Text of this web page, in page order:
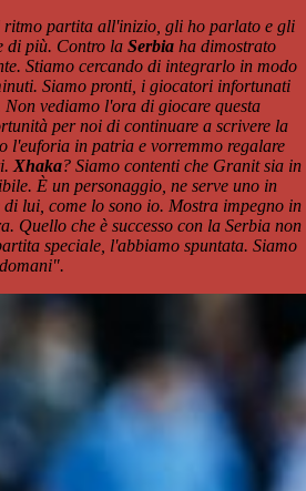
ritmo partita all'inizio, gli ho parlato e gli
di più. Contro la Serbia ha dimostrato
Stiamo cercando di integrarlo in modo
Siamo pronti, i giocatori infortunati
vediamo l'ora di giocare questa
per noi di continuare a scrivere la
l'euforia in patria e vorremmo regalare
Xhaka? Siamo contenti che Granit sia in
È un personaggio, ne serve uno in
lui, come lo sono io. Mostra impegno in
Quello che è successo con la Serbia non
speciale, l'abbiamo spuntata. Siamo